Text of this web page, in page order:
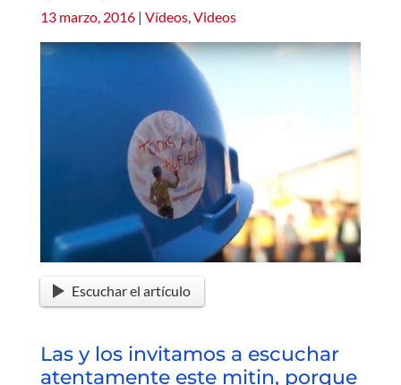
13 marzo, 2016 | Vídeos,Videos
Escuchar el artículo
Las y los invitamos a escuchar
atentamente este mitin, porque